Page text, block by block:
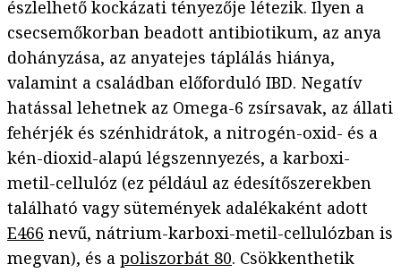
észlelhető kockázati tényezője létezik. Ilyen a
csecsemőkorban beadott antibiotikum, az anya
dohányzása, az anyatejes táplálás hiánya,
valamint a családban előforduló IBD. Negatív
hatással lehetnek az Omega-6 zsírsavak, az állati
fehérjék és szénhidrátok, a nitrogén-oxid- és a
kén-dioxid-alapú légszennyezés, a karboxi-
metil-cellulóz (ez például az édesítőszerekben
található vagy sütemények adalékaként adott
E466 nevű, nátrium-karboxi-metil-cellulózban is
megvan), és a poliszorbát 80. Csökkenthetik